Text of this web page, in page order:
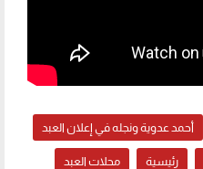
أحمد عدوية ونجله في إعلان العبد
رئيسية محلات العبد